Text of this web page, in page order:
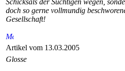
Schicksals der Süchtigen wegen,
doch so gerne vollmundig
Gesellschaft!
Artikel vom 13.03.2005
Glosse